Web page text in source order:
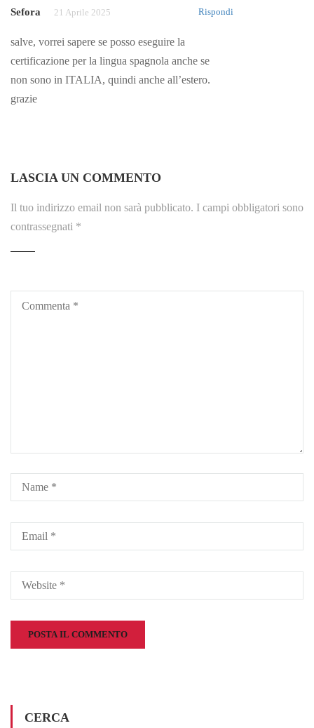
Sefora 21 Aprile 2025 Rispondi
salve, vorrei sapere se posso eseguire la
certificazione per la lingua spagnola anche se
non sono in ITALIA, quindi anche all’estero.
grazie
LASCIA UN COMMENTO
Il tuo indirizzo email non sarà pubblicato. I campi obbligatori sono
contrassegnati *
CERCA